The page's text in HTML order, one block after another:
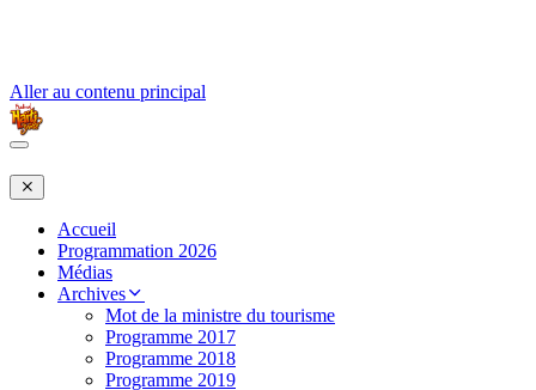
Aller au contenu principal
Accueil
Programmation 2026
Médias
Archives
Mot de la ministre du tourisme
Programme 2017
Programme 2018
Programme 2019